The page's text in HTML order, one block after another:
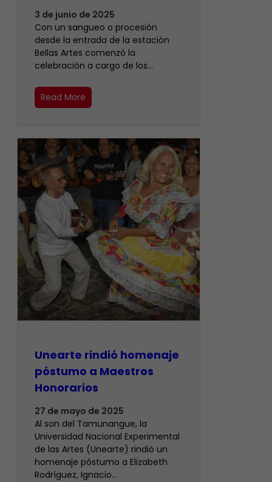
3 de junio de 2025
Con un sangueo o procesión
desde la entrada de la estación
Bellas Artes comenzó la
celebración a cargo de los…
Read More
Unearte rindió homenaje
póstumo a Maestros
Honorarios
27 de mayo de 2025
Al son del Tamunangue, la
Universidad Nacional Experimental
de las Artes (Unearte) rindió un
homenaje póstumo a Elizabeth
Rodríguez, Ignacio…